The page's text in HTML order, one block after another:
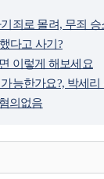
죄로 몰려, 무죄 승
다고 사기?
이렇게 해보세요
능한가요?, 박세리
의없음